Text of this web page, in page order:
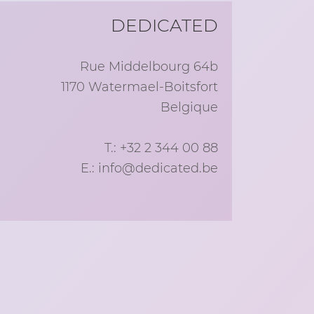
DEDICATED
Rue Middelbourg 64b
1170 Watermael-Boitsfort
Belgique
T.: +32 2 344 00 88
E.: info@dedicated.be